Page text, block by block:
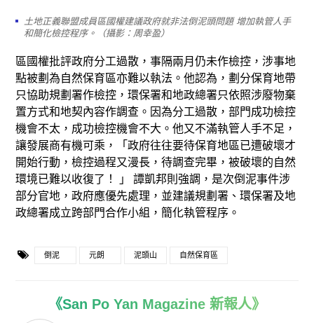
土地正義聯盟成員區國權建議政府就非法倒泥頭問題 增加執管人手
和簡化檢控程序。（攝影：周幸盈）
區國權批評政府分工過散，事隔兩月仍未作檢控，涉事地
點被劃為自然保育區亦難以執法。他認為，劃分保育地帶
只協助規劃署作檢控，環保署和地政總署只依照涉廢物棄
置方式和地契內容作調查。因為分工過散，部門成功檢控
機會不太，成功檢控機會不大。他又不滿執管人手不足，
讓發展商有機可乘，「政府往往要待保育地區已遭破壞才
開始行動，檢控過程又漫長，待調查完畢，被破壞的自然
環境已難以收復了！ 」 譚凱邦則強調，是次倒泥事件涉
部分官地，政府應優先處理，並建議規劃署、環保署及地
政總署成立跨部門合作小組，簡化執管程序。
倒泥 元朗 泥頭山 自然保育區
《San Po Yan Magazine 新報人》